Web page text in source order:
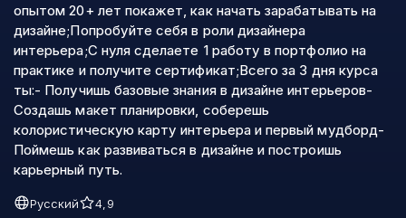
опытом 20+ лет покажет, как начать зарабатывать на
дизайне;Попробуйте себя в роли дизайнера
интерьера;С нуля сделаете 1 работу в портфолио на
практике и получите сертификат;Всего за 3 дня курса
ты:- Получишь базовые знания в дизайне интерьеров-
Создашь макет планировки, соберешь
колористическую карту интерьера и первый мудборд-
Поймешь как развиваться в дизайне и построишь
карьерный путь.
Русский 4,9